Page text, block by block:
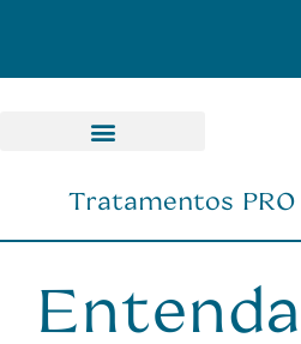
Tratamentos PRO